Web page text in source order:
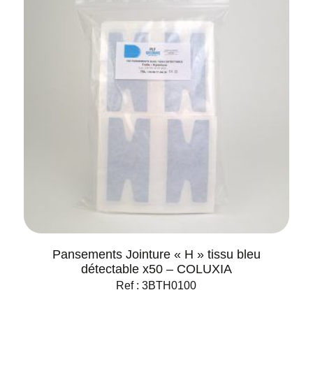
Pansements Jointure « H » tissu bleu
détectable x50 – COLUXIA
Ref : 3BTH0100